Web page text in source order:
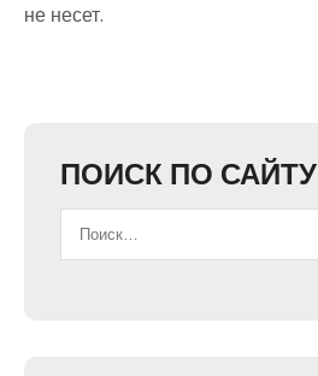
не несет.
ПОИСК ПО САЙТУ